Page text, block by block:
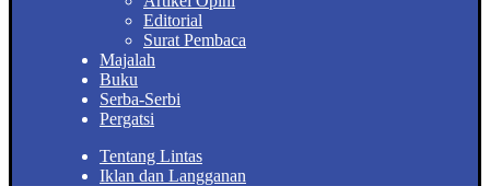
Editorial
Surat Pembaca
Majalah
Buku
Serba-Serbi
Pergatsi
Tentang Lintas
Iklan dan Langganan